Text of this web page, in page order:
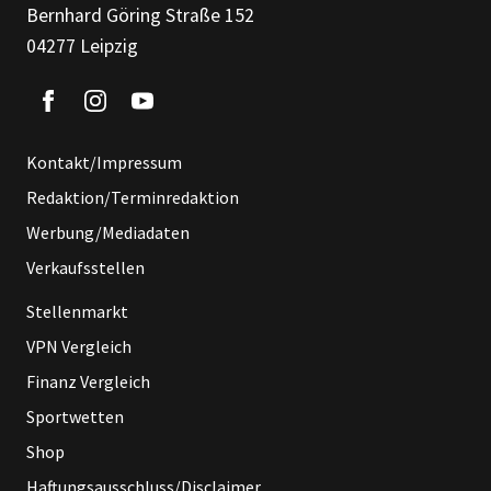
Bernhard Göring Straße 152
04277 Leipzig
Kontakt/Impressum
Redaktion/Terminredaktion
Werbung/Mediadaten
Verkaufsstellen
Stellenmarkt
VPN Vergleich
Finanz Vergleich
Sportwetten
Shop
Haftungsausschluss/Disclaimer